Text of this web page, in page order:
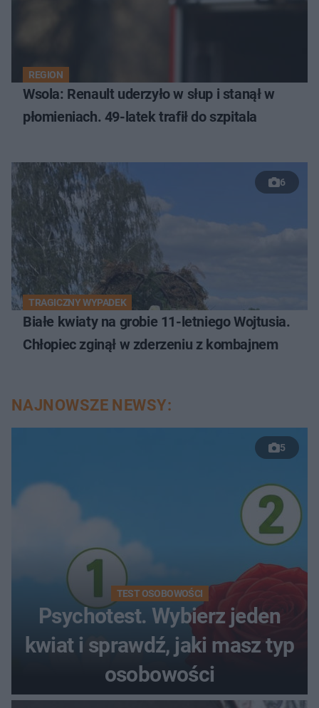
REGION
Wsola: Renault uderzyło w słup i stanął w
płomieniach. 49-latek trafił do szpitala
6
TRAGICZNY WYPADEK
Białe kwiaty na grobie 11-letniego Wojtusia.
Chłopiec zginął w zderzeniu z kombajnem
NAJNOWSZE NEWSY:
5
TEST OSOBOWOŚCI
Psychotest. Wybierz jeden
kwiat i sprawdź, jaki masz typ
osobowości